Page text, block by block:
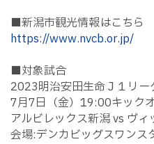
■新潟市観光情報はこちら
https://www.nvcb.or.jp/
■対象試合
2023明治安田生命Ｊ１リ
7月7日（金）19:00キック
アルビレックス新潟 vs ヴィ
会場:デンカビッグスワンス